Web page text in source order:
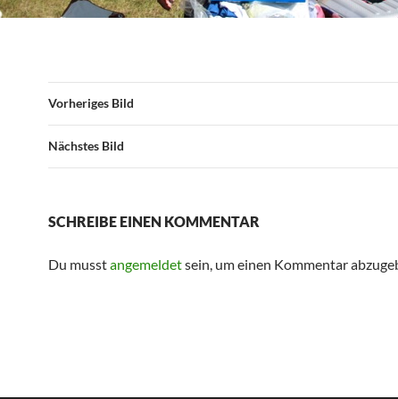
Vorheriges Bild
Nächstes Bild
SCHREIBE EINEN KOMMENTAR
Du musstangemeldetsein, um einen Kommentar